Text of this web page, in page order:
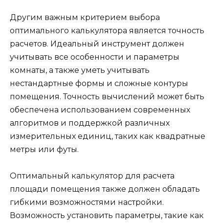
Другим важным критерием выбора
оптимального калькулятора является точность
расчетов. Идеальный инструмент должен
учитывать все особенности и параметры
комнаты, а также уметь учитывать
нестандартные формы и сложные контуры
помещения. Точность вычислений может быть
обеспечена использованием современных
алгоритмов и поддержкой различных
измерительных единиц, таких как квадратные
метры или футы.
Оптимальный калькулятор для расчета
площади помещения также должен обладать
гибкими возможностями настройки.
Возможность установить параметры, такие как